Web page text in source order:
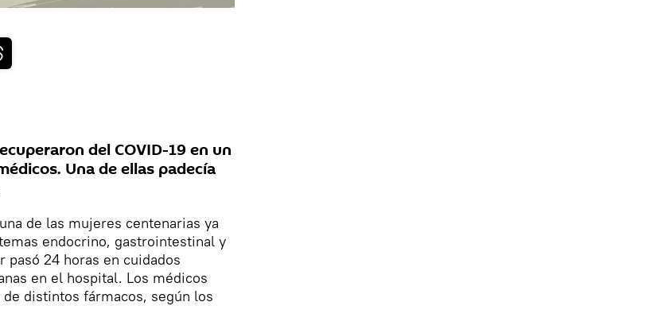
del COVID-19 en un
Una de ellas padecía
de las mujeres centenarias ya
endocrino, gastrointestinal y
24 horas en cuidados
en el hospital. Los médicos
distintos fármacos, según los